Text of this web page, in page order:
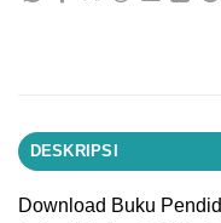
DESKRIPSI
Download Buku